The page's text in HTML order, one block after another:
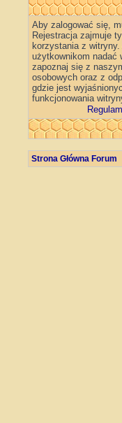
Aby zalogować się,
Rejestracja zajmuje
korzystania z
użytkownikom nadać
zapoznaj się z
osobowych oraz z
gdzie jest
funkcjonowania
Strona Główna Forum